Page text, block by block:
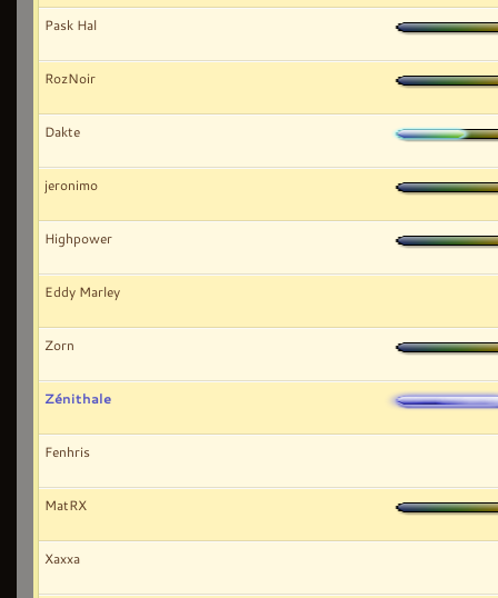
Pask Hal
RozNoir
Dakte
jeronimo
Highpower
Eddy Marley
Zorn
Zénithale
Fenhris
MatRX
Xaxxa